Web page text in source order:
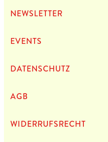
NEWS­LET­TER
EVENTS
DATEN­SCHUTZ
AGB
WIDERRUFSRECHT